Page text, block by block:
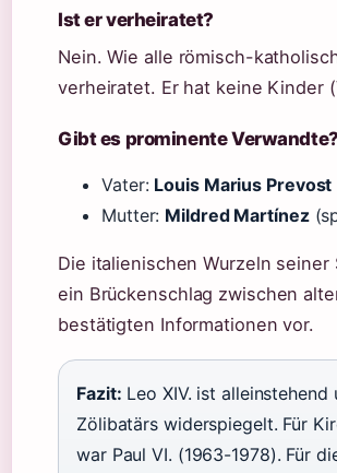
Ist er verheiratet?
Nein. Wie alle römisch-
verheiratet. Er hat keine Kinder
Gibt es prominente Verwandte?
Vater: Louis Marius Prevost
Mutter: Mildred Martínez
Die italienischen Wurzeln
ein Brückenschlag zwischen
bestätigten Informationen vor.
Fazit: Leo XIV. ist
Zölibatärs widerspiegelt. Für
war Paul VI. (1963-1978). Für